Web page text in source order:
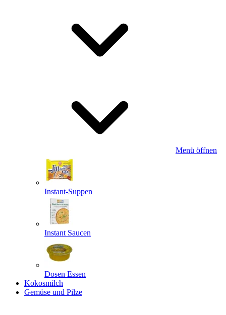
Menü öffnen
Instant-Suppen
Instant Saucen
Dosen Essen
Kokosmilch
Gemüse und Pilze